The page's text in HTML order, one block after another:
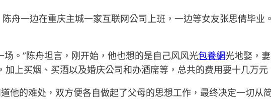
舟一边在重庆主城一家互联网公司上班，一边等女友张思倩毕业
。”陈舟坦言，刚开始，他也想的是自己风风光包養網光地娶，
上买烟、买酒以及婚庆公司和办酒席等，总共的费用要十几万元
他的难处，双方便各自做起了父母的思想工作，最终决定一切从